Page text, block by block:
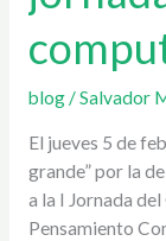
blog/Salvador
El jueves 5 de
grande” por la
a la I Jornada
Pensamiento
que
me
dejó
una
de
pensamiento
computacional